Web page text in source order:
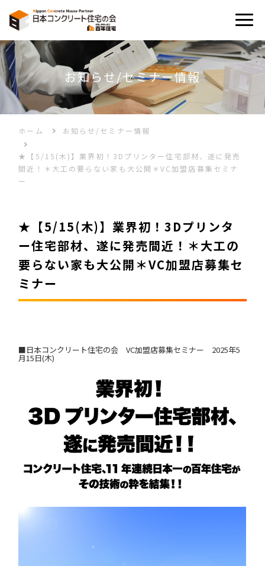
誕⽣秘話
N-WPC⼯法とは
ギャラリー
モデルハウス
加盟店⼀覧
お知らせ/セミナー情報
ホーム お知らせ/セミナー情報
★【5/15(木)】業界初！3Dプリンター住宅部材、遂に発売
間近！＊大工の要らない家も大公開＊VC加盟店募集セミナ
ー
★【5/15(木)】業界初！3Dプリンタ
ー住宅部材、遂に発売間近！＊大工の
要らない家も大公開＊VC加盟店募集セ
ミナー